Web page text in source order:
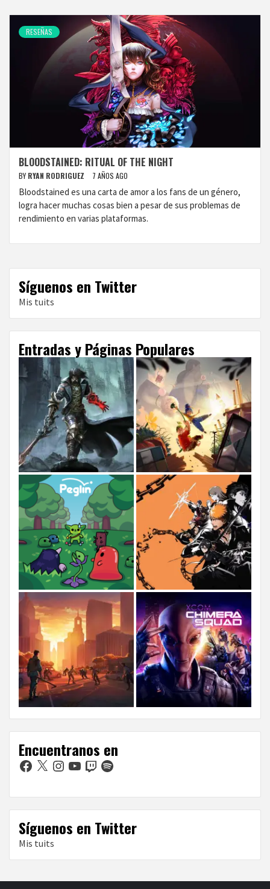
RESEÑAS
BLOODSTAINED: RITUAL OF THE NIGHT
BY RYAN RODRIGUEZ 7 AÑOS AGO
Bloodstained es una carta de amor a los fans de un género,
logra hacer muchas cosas bien a pesar de sus problemas de
rendimiento en varias plataformas.
Síguenos en Twitter
Mis tuits
Entradas y Páginas Populares
Encuentranos en
Facebook
X Instagram
YouTubeTwitchSpotify
Síguenos en Twitter
Mis tuits